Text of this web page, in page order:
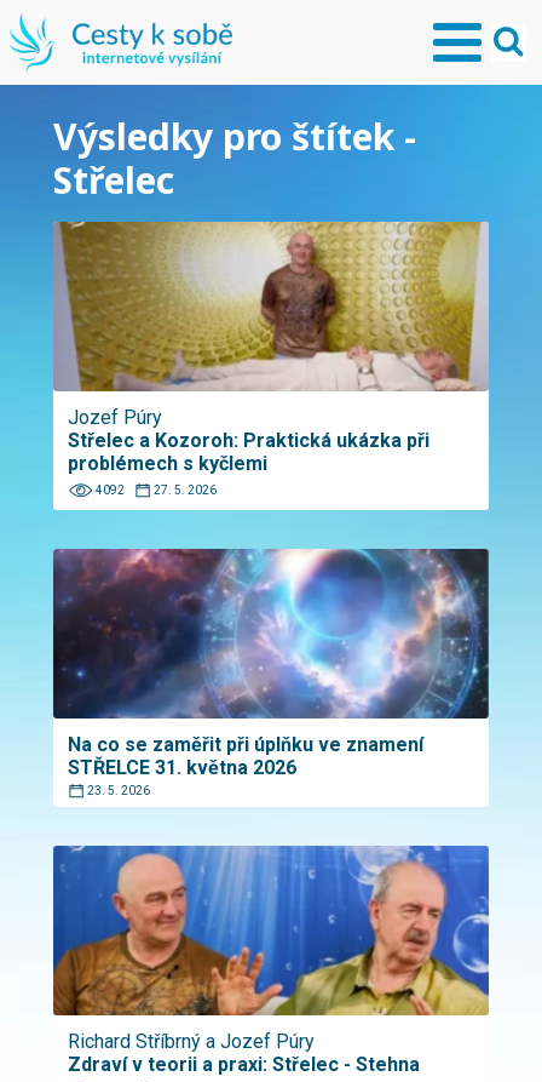
Výsledky pro štítek -
Střelec
Jozef Púry
Střelec a Kozoroh: Praktická ukázka při
problémech s kyčlemi
4092 27. 5. 2026
Na co se zaměřit při úplňku ve znamení
STŘELCE 31. května 2026
23. 5. 2026
Richard Stříbrný a Jozef Púry
Zdraví v teorii a praxi: Střelec - Stehna